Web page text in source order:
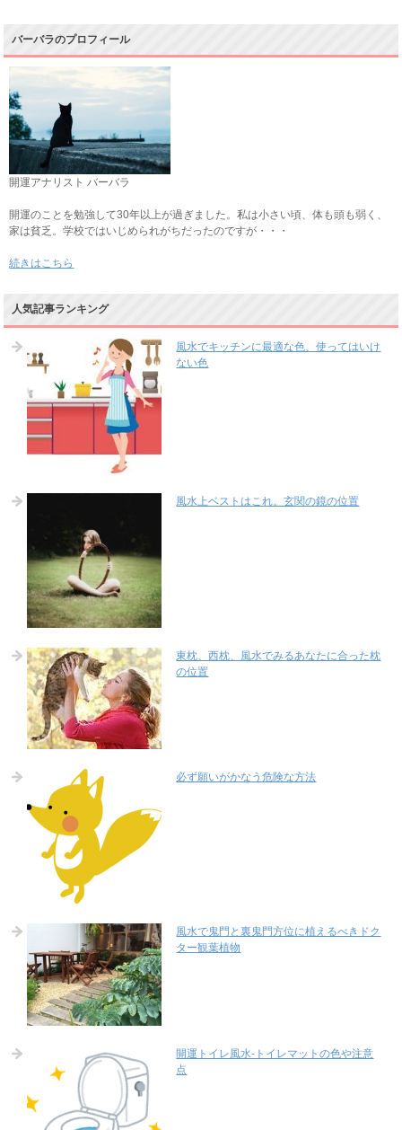
バーバラのプロフィール
開運アナリスト バーバラ
開運のことを勉強して30年以上が過ぎました。私は小さい頃、体も頭も弱く、
家は貧乏。学校ではいじめられがちだったのですが・・・
続きはこちら
人気記事ランキング
風水でキッチンに最適な色、使ってはいけ
ない色
風水上ベストはこれ。玄関の鏡の位置
東枕、西枕、風水でみるあなたに合った枕
の位置
必ず願いがかなう危険な方法
風水で鬼門と裏鬼門方位に植えるべきドク
ター観葉植物
開運トイレ風水-トイレマットの色や注意
点